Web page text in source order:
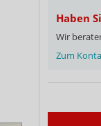
Haben
Wir
Zum